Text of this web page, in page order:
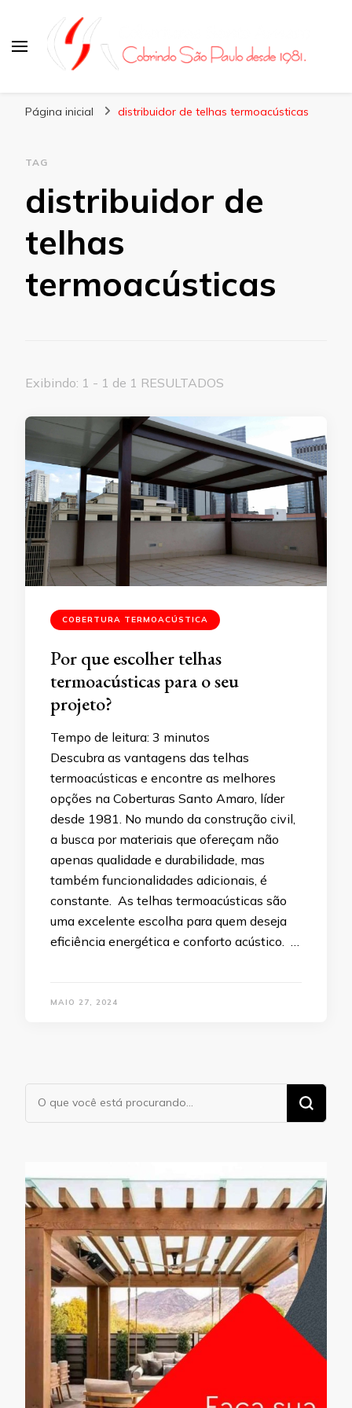
Página inicial distribuidor de telhas termoacústicas
TAG
distribuidor de
telhas
termoacústicas
Exibindo: 1 - 1 de 1 RESULTADOS
COBERTURA TERMOACÚSTICA
Por que escolher telhas
termoacústicas para o seu
projeto?
Tempo de leitura: 3 minutos
Descubra as vantagens das telhas
termoacústicas e encontre as melhores
opções na Coberturas Santo Amaro, líder
desde 1981. No mundo da construção civil,
a busca por materiais que ofereçam não
apenas qualidade e durabilidade, mas
também funcionalidades adicionais, é
constante. As telhas termoacústicas são
uma excelente escolha para quem deseja
eficiência energética e conforto acústico. …
MAIO 27, 2024